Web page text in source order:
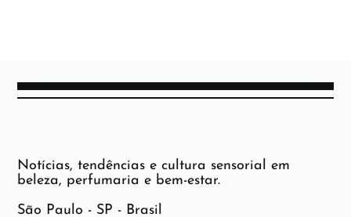
Notícias, tendências e cultura sensorial em
beleza, perfumaria e bem-estar.
São Paulo - SP - Brasil